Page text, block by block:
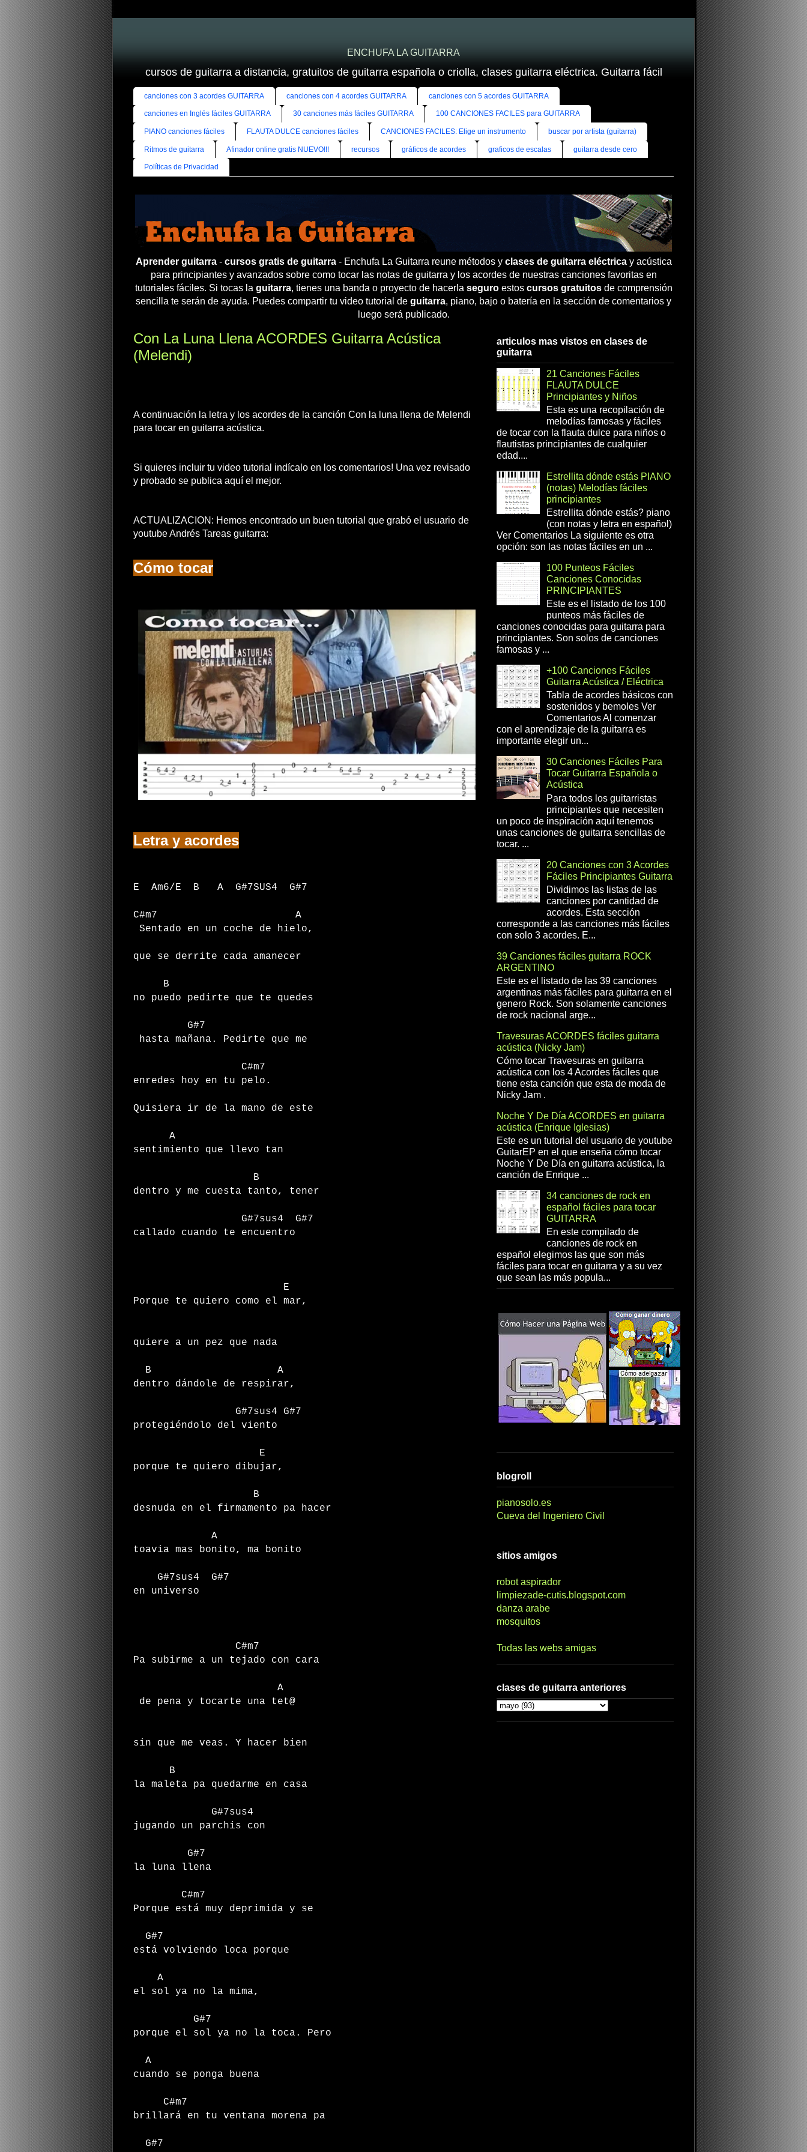
ENCHUFA LA GUITARRA
cursos de guitarra a distancia, gratuitos de guitarra española o criolla, clases guitarra eléctrica. Guitarra fácil
canciones con 3 acordes GUITARRA canciones con 4 acordes GUITARRA canciones con 5 acordes GUITARRA
canciones en Inglés fáciles GUITARRA 30 canciones más fáciles GUITARRA 100 CANCIONES FACILES para GUITARRA
PIANO canciones fáciles FLAUTA DULCE canciones fáciles CANCIONES FACILES: Elige un instrumento buscar por artista (guitarra)
Ritmos de guitarra Afinador online gratis NUEVO!!! recursos gráficos de acordes graficos de escalas guitarra desde cero
Políticas de Privacidad
Aprender guitarra- cursos gratis de guitarra- Enchufa La Guitarra reune métodos y clases de guitarra eléctricay acústica
para principiantes y avanzados sobre como tocar las notas de guitarra y los acordes de nuestras canciones favoritas en
tutoriales fáciles. Si tocas la guitarra, tienes una banda o proyecto de hacerla seguroestos cursos gratuitosde comprensión
sencilla te serán de ayuda. Puedes compartir tu video tutorial de guitarra, piano, bajo o batería en la sección de comentarios y
luego será publicado.
Con La Luna Llena ACORDES Guitarra Acústica
(Melendi)
A continuación la letra y los acordes de la canción Con la luna llena de Melendi
para tocar en guitarra acústica.
Si quieres incluir tu video tutorial indícalo en los comentarios! Una vez revisado
y probado se publica aquí el mejor.
ACTUALIZACION: Hemos encontrado un buen tutorial que grabó el usuario de
youtube Andrés Tareas guitarra:
Cómo tocar
Letra y acordes
E Am6/E B A G#7SUS4 G#7
C#m7 A
Sentado en un coche de hielo,
que se derrite cada amanecer
B
no puedo pedirte que te quedes
G#7
hasta mañana. Pedirte que me
C#m7
enredes hoy en tu pelo.
Quisiera ir de la mano de este
A
sentimiento que llevo tan
B
dentro y me cuesta tanto, tener
G#7sus4 G#7
callado cuando te encuentro
E
Porque te quiero como el mar,
quiere a un pez que nada
B A
dentro dándole de respirar,
G#7sus4 G#7
protegiéndolo del viento
E
porque te quiero dibujar,
B
desnuda en el firmamento pa hacer
A
toavia mas bonito, ma bonito
G#7sus4 G#7
en universo
C#m7
Pa subirme a un tejado con cara
A
de pena y tocarte una tet@
sin que me veas. Y hacer bien
B
la maleta pa quedarme en casa
G#7sus4
jugando un parchis con
G#7
la luna llena
C#m7
Porque está muy deprimida y se
G#7
está volviendo loca porque
A
el sol ya no la mima,
G#7
porque el sol ya no la toca. Pero
A
cuando se ponga buena
C#m7
brillará en tu ventana morena pa
G#7
articulos mas vistos en clases de
guitarra
21 Canciones Fáciles
FLAUTA DULCE
Principiantes y Niños
Esta es una recopilación de
melodías famosas y fáciles
de tocar con la flauta dulce para niños o
flautistas principiantes de cualquier
edad....
Estrellita dónde estás PIANO
(notas) Melodías fáciles
principiantes
Estrellita dónde estás? piano
(con notas y letra en español)
Ver Comentarios La siguiente es otra
opción: son las notas fáciles en un ...
100 Punteos Fáciles
Canciones Conocidas
PRINCIPIANTES
Este es el listado de los 100
punteos más fáciles de
canciones conocidas para guitarra para
principiantes. Son solos de canciones
famosas y ...
+100 Canciones Fáciles
Guitarra Acústica / Eléctrica
Tabla de acordes básicos con
sostenidos y bemoles Ver
Comentarios Al comenzar
con el aprendizaje de la guitarra es
importante elegir un...
30 Canciones Fáciles Para
Tocar Guitarra Española o
Acústica
Para todos los guitarristas
principiantes que necesiten
un poco de inspiración aquí tenemos
unas canciones de guitarra sencillas de
tocar. ...
20 Canciones con 3 Acordes
Fáciles Principiantes Guitarra
Dividimos las listas de las
canciones por cantidad de
acordes. Esta sección
corresponde a las canciones más fáciles
con solo 3 acordes. E...
39 Canciones fáciles guitarra ROCK
ARGENTINO
Este es el listado de las 39 canciones
argentinas más fáciles para guitarra en el
genero Rock. Son solamente canciones
de rock nacional arge...
Travesuras ACORDES fáciles guitarra
acústica (Nicky Jam)
Cómo tocar Travesuras en guitarra
acústica con los 4 Acordes fáciles que
tiene esta canción que esta de moda de
Nicky Jam .
Noche Y De Día ACORDES en guitarra
acústica (Enrique Iglesias)
Este es un tutorial del usuario de youtube
GuitarEP en el que enseña cómo tocar
Noche Y De Día en guitarra acústica, la
canción de Enrique ...
34 canciones de rock en
español fáciles para tocar
GUITARRA
En este compilado de
canciones de rock en
español elegimos las que son más
fáciles para tocar en guitarra y a su vez
que sean las más popula...
blogroll
pianosolo.es
Cueva del Ingeniero Civil
sitios amigos
robot aspirador
limpiezade-cutis.blogspot.com
danza arabe
mosquitos
Todas las webs amigas
clases de guitarra anteriores